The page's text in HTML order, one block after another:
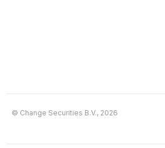
© Change Securities B.V., 2026